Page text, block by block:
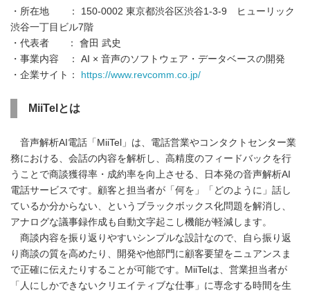
・所在地 ： 150-0002 東京都渋谷区渋谷1-3-9 ヒューリック
渋谷一丁目ビル7階
・代表者 ： 會田 武史
・事業内容 ： AI × 音声のソフトウェア・データベースの開発
・企業サイト：
https://www.revcomm.co.jp/
MiiTelとは
音声解析AI電話「MiiTel」は、電話営業やコンタクトセンター業
務における、会話の内容を解析し、高精度のフィードバックを行
うことで商談獲得率・成約率を向上させる、日本発の音声解析AI
電話サービスです。顧客と担当者が「何を」「どのように」話し
ているか分からない、というブラックボックス化問題を解消し、
アナログな議事録作成も自動文字起こし機能が軽減します。
商談内容を振り返りやすいシンプルな設計なので、自ら振り返
り商談の質を高めたり、開発や他部門に顧客要望をニュアンスま
で正確に伝えたりすることが可能です。MiiTelは、営業担当者が
「人にしかできないクリエイティブな仕事」に専念する時間を生